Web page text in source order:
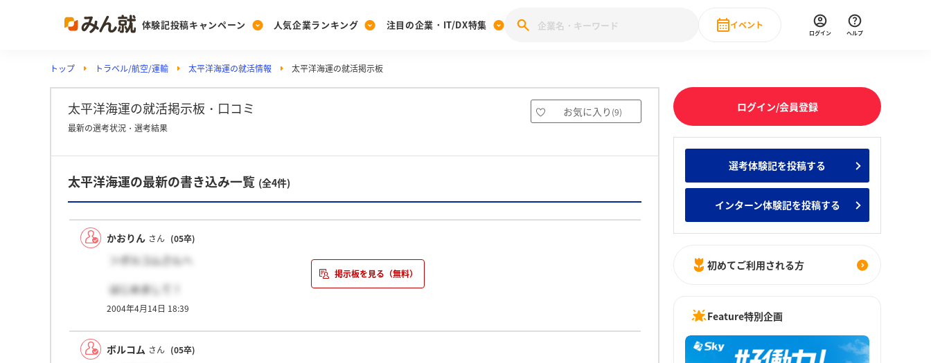
体験記投稿キャンペーン
Post
投稿する
[27卒] 本選考体験記投稿キャンペーン
人気企業ランキング
Ranking
ランキングを見る
Vote
投票する
みんなの新卒就職人気企業ランキング みんなのインターン人気企業ランキ
注目の企業・IT/DX特集
PickUp
注目の企業特集
28卒 IT・DX現場社員インタビュー
動画で知ろう！業界・企業研究
イベント
直近のイベント一覧
ログイン ヘルプ
トップ トラベル/航空/運輸 太平洋海運の就活情報 太平洋海運の就活掲示板
太平洋海運の就活掲示板・口コミ お気に入り (9)
最新の選考状況・選考結果
太平洋海運の最新の書き込み一覧 (全4件)
かおりん さん (05卒)
＞ボルコムさんへ
はじめまして！
今日人事の方に電話で確認したところ、「予定はありません。今後採用をするのであればHPにアップします
私は海運でもタンカーをやりたいので、この会社は魅力的でした。他を頑張りつつ、HPはチェックしておこう
と思います。
2004年4月14日 18:39
ボルコム さん (05卒)
ログイン/会員登録
選考体験記を投稿する
インターン体験記を投稿する
初めてご利用される方
Feature特別企画